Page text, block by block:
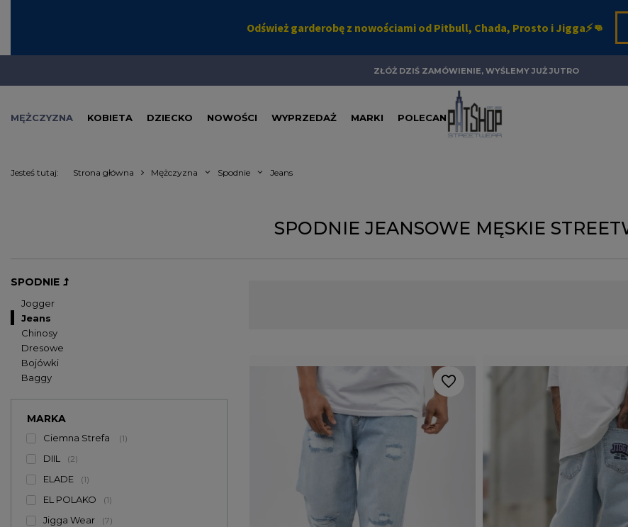
ZŁÓŻ DZIŚ ZAMÓWIENIE, WYŚLEMY JUŻ JUTRO
MĘŻCZYZNA KOBIETA DZIECKO NOWOŚCI WYPRZEDAŻ MARKI POLECANE
Jesteś tutaj: Strona główna Mężczyzna Spodnie Jeans
SPODNIE
Jogger
Jeans
Chinosy
Dresowe
Bojówki
Baggy
MARKA
Ciemna Strefa 1
DIIL 2
ELADE 1
EL POLAKO 1
Jigga Wear 7
SPODNIE JEANSOWE MĘSKIE